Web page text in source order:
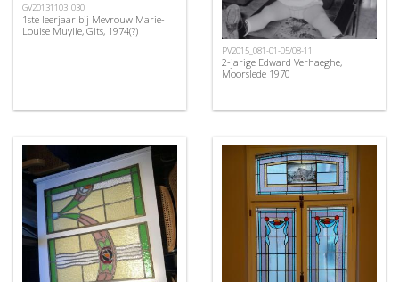
GV20131103_030
1ste leerjaar bij Mevrouw Marie-
Louise Muylle, Gits, 1974(?)
PV2015_081-01-05/08-11
2-jarige Edward Verhaeghe,
Moorslede 1970